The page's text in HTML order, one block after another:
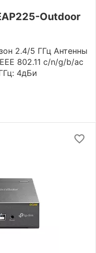
Outdoor
2.4/5 ГГц Антенны
802.11 c/n/g/b/ac
4дБи